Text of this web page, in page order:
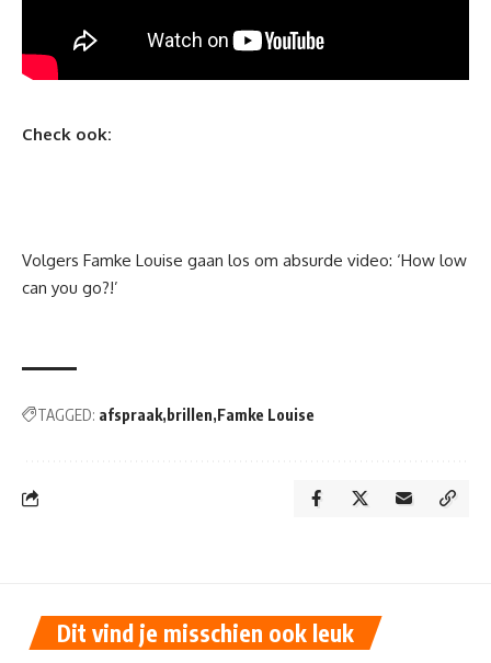
Check ook:
Volgers Famke Louise gaan los om absurde video: ‘How low
can you go?!’
TAGGED: afspraak brillen Famke Louise
Dit vind je misschien ook leuk